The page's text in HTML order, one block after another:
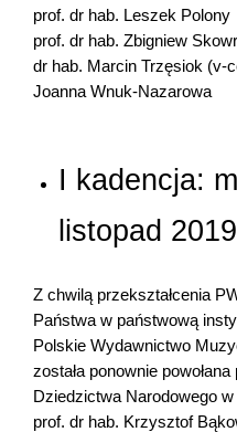
prof. dr hab. Leszek Polony
prof. dr hab. Zbigniew
dr hab. Marcin Trzęsiok (v-
Joanna Wnuk-Nazarowa
I kadencja:
listopad 2019
Z chwilą przekształcenia
Państwa w państwową
Polskie Wydawnictwo
została ponownie
Dziedzictwa Narodowego w
prof. dr hab. Krzysztof